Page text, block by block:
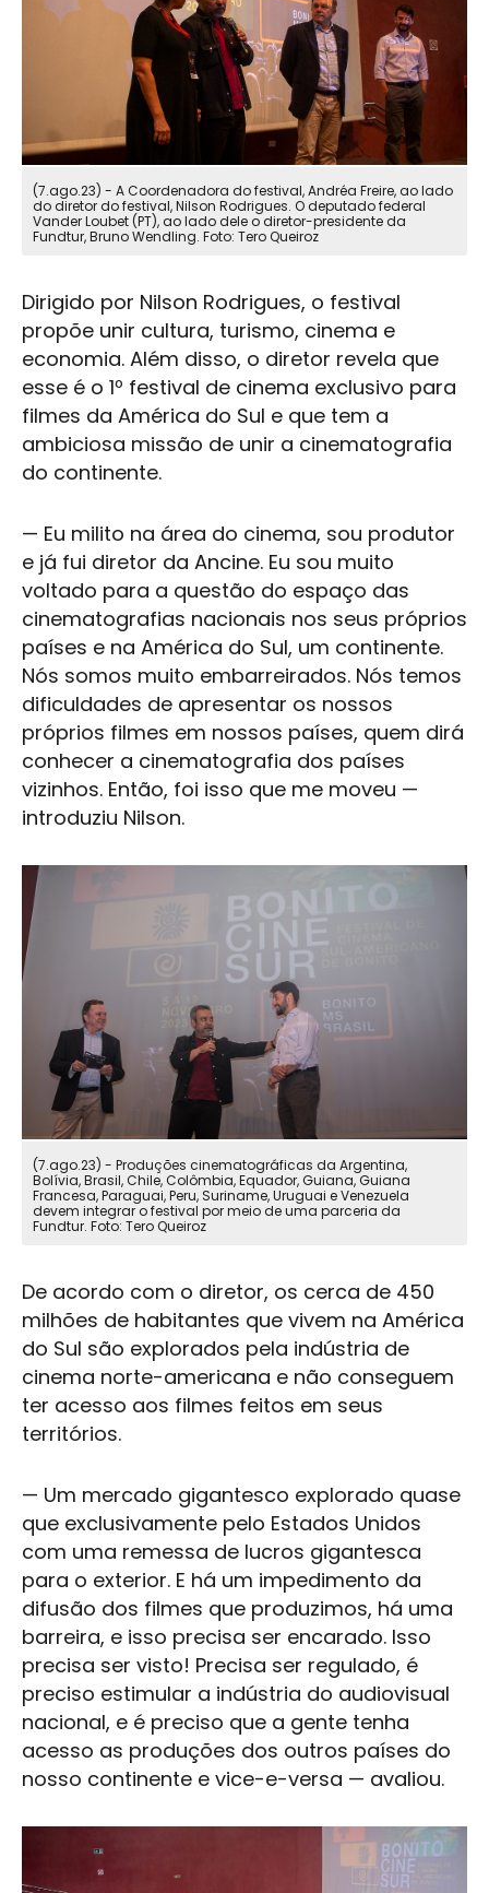
(7.ago.23) - A Coordenadora do festival, Andréa Freire, ao lado
do diretor do festival, Nilson Rodrigues. O deputado federal
Vander Loubet (PT), ao lado dele o diretor-presidente da
Fundtur, Bruno Wendling. Foto: Tero Queiroz
Dirigido por Nilson Rodrigues, o festival
propõe unir cultura, turismo, cinema e
economia. Além disso, o diretor revela que
esse é o 1º festival de cinema exclusivo para
filmes da América do Sul e que tem a
ambiciosa missão de unir a cinematografia
do continente.
— Eu milito na área do cinema, sou produtor
e já fui diretor da Ancine. Eu sou muito
voltado para a questão do espaço das
cinematografias nacionais nos seus próprios
países e na América do Sul, um continente.
Nós somos muito embarreirados. Nós temos
dificuldades de apresentar os nossos
próprios filmes em nossos países, quem dirá
conhecer a cinematografia dos países
vizinhos. Então, foi isso que me moveu —
introduziu Nilson.
(7.ago.23) - Produções cinematográficas da Argentina,
Bolívia, Brasil, Chile, Colômbia, Equador, Guiana, Guiana
Francesa, Paraguai, Peru, Suriname, Uruguai e Venezuela
devem integrar o festival por meio de uma parceria da
Fundtur. Foto: Tero Queiroz
De acordo com o diretor, os cerca de 450
milhões de habitantes que vivem na América
do Sul são explorados pela indústria de
cinema norte-americana e não conseguem
ter acesso aos filmes feitos em seus
territórios.
— Um mercado gigantesco explorado quase
que exclusivamente pelo Estados Unidos
com uma remessa de lucros gigantesca
para o exterior. E há um impedimento da
difusão dos filmes que produzimos, há uma
barreira, e isso precisa ser encarado. Isso
precisa ser visto! Precisa ser regulado, é
preciso estimular a indústria do audiovisual
nacional, e é preciso que a gente tenha
acesso as produções dos outros países do
nosso continente e vice-e-versa — avaliou.